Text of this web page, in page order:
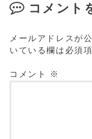
コメント
メールアドレスが
いている欄は必須
コメント ※